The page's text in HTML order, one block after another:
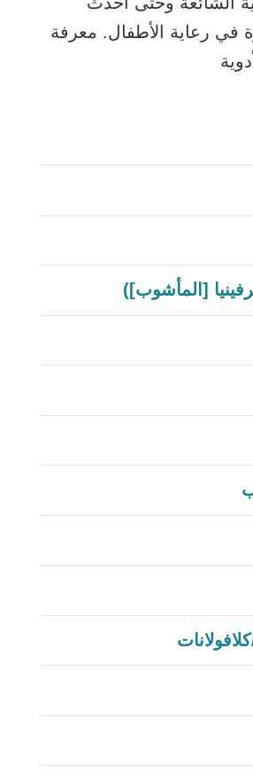
في رعاية الأطفال. معرفة
[المأشوب])